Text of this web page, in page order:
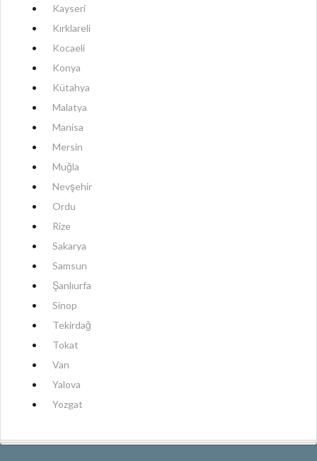
Kayseri
Kırklareli
Kocaeli
Konya
Kütahya
Malatya
Manisa
Mersin
Muğla
Nevşehir
Ordu
Rize
Sakarya
Samsun
Şanlıurfa
Sinop
Tekirdağ
Tokat
Van
Yalova
Yozgat